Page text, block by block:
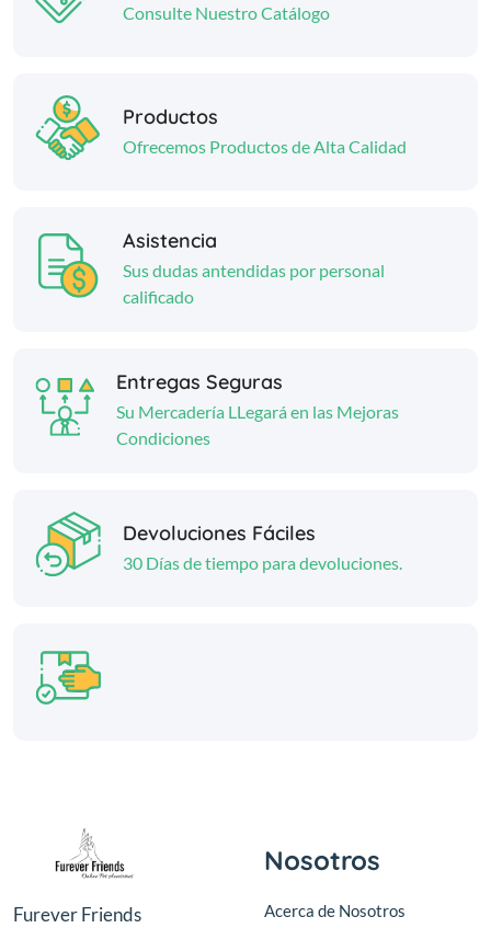
Consulte Nuestro Catálogo
Productos
Ofrecemos Productos de Alta Calidad
Asistencia
Sus dudas antendidas por personal
calificado
Entregas Seguras
Su Mercadería LLegará en las Mejoras
Condiciones
Devoluciones Fáciles
30 Días de tiempo para devoluciones.
Furever Friends
Nosotros
Acerca de Nosotros